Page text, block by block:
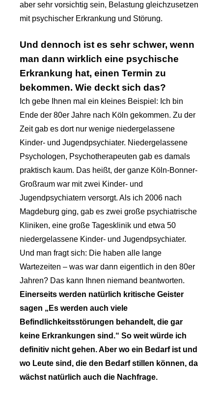
aber sehr vorsichtig sein, Belastung gleichzusetzen
mit psychischer Erkrankung und Störung.
Und dennoch ist es sehr schwer, wenn
man dann wirklich eine psychische
Erkrankung hat, einen Termin zu
bekommen. Wie deckt sich das?
Ich gebe Ihnen mal ein kleines Beispiel: Ich bin
Ende der 80er Jahre nach Köln gekommen. Zu der
Zeit gab es dort nur wenige niedergelassene
Kinder- und Jugendpsychiater. Niedergelassene
Psychologen, Psychotherapeuten gab es damals
praktisch kaum. Das heißt, der ganze Köln-Bonner-
Großraum war mit zwei Kinder- und
Jugendpsychiatern versorgt. Als ich 2006 nach
Magdeburg ging, gab es zwei große psychiatrische
Kliniken, eine große Tagesklinik und etwa 50
niedergelassene Kinder- und Jugendpsychiater.
Und man fragt sich: Die haben alle lange
Wartezeiten – was war dann eigentlich in den 80er
Jahren? Das kann Ihnen niemand beantworten.
Einerseits werden natürlich kritische Geister
sagen „Es werden auch viele
Befindlichkeitsstörungen behandelt, die gar
keine Erkrankungen sind.“ So weit würde ich
definitiv nicht gehen. Aber wo ein Bedarf ist und
wo Leute sind, die den Bedarf stillen können, da
wächst natürlich auch die Nachfrage.